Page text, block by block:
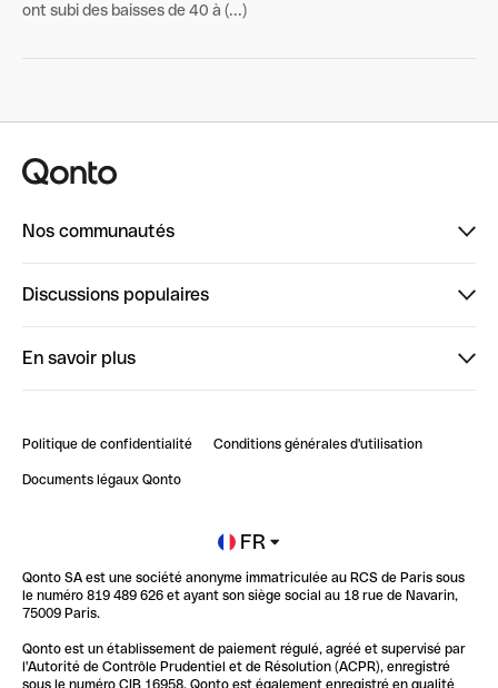
ont subi des baisses de 40 à (...)
Nos communautés
ClubQonto
Discussions populaires
Impact de l'IA sur les carrières/productivité
En savoir plus
Blog
Newsroom
Glossaire finance
Politique de confidentialité Conditions générales d'utilisation
Documents légaux Qonto
FR
Qonto SA est une société anonyme immatriculée au RCS de Paris sous
le numéro 819 489 626 et ayant son siège social au 18 rue de Navarin,
75009 Paris.
Qonto est un établissement de paiement régulé, agréé et supervisé par
l'Autorité de Contrôle Prudentiel et de Résolution (ACPR), enregistré
sous le numéro CIB 16958. Qonto est également enregistré en qualité